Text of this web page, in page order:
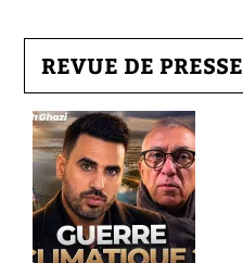
REVUE DE PRESSE